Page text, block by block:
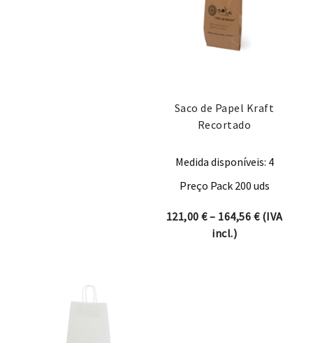
Saco de Papel Kraft
Recortado
Medida disponíveis: 4
Preço Pack 200 uds
121,00 €– 164,56 €Price
(IVA
incl.)